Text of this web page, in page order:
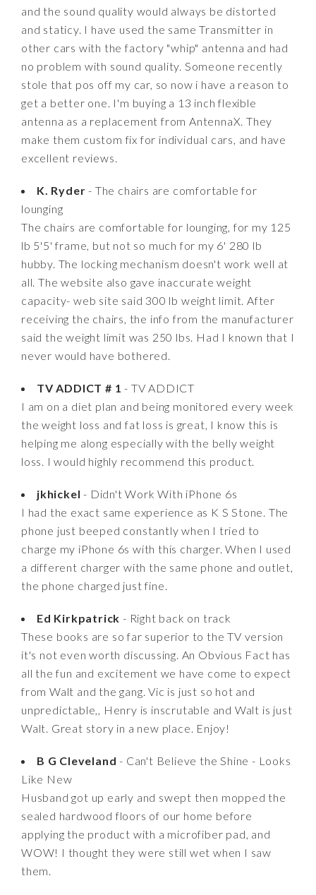
and the sound quality would always be distorted
and staticy. I have used the same Transmitter in
other cars with the factory "whip" antenna and had
no problem with sound quality. Someone recently
stole that pos off my car, so now i have a reason to
get a better one. I'm buying a 13 inch flexible
antenna as a replacement from AntennaX. They
make them custom fix for individual cars, and have
excellent reviews.
K. Ryder - The chairs are comfortable for
lounging
The chairs are comfortable for lounging, for my 125
lb 5'5' frame, but not so much for my 6' 280 lb
hubby. The locking mechanism doesn't work well at
all. The website also gave inaccurate weight
capacity- web site said 300 lb weight limit. After
receiving the chairs, the info from the manufacturer
said the weight limit was 250 lbs. Had I known that I
never would have bothered.
TV ADDICT # 1 - TV ADDICT
I am on a diet plan and being monitored every week
the weight loss and fat loss is great, I know this is
helping me along especially with the belly weight
loss. I would highly recommend this product.
jkhickel - Didn't Work With iPhone 6s
I had the exact same experience as K S Stone. The
phone just beeped constantly when I tried to
charge my iPhone 6s with this charger. When I used
a different charger with the same phone and outlet,
the phone charged just fine.
Ed Kirkpatrick - Right back on track
These books are so far superior to the TV version
it's not even worth discussing. An Obvious Fact has
all the fun and excitement we have come to expect
from Walt and the gang. Vic is just so hot and
unpredictable,, Henry is inscrutable and Walt is just
Walt. Great story in a new place. Enjoy!
B G Cleveland - Can't Believe the Shine - Looks
Like New
Husband got up early and swept then mopped the
sealed hardwood floors of our home before
applying the product with a microfiber pad, and
WOW! I thought they were still wet when I saw
them.